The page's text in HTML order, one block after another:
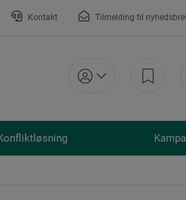
Kontakt Tilmelding til